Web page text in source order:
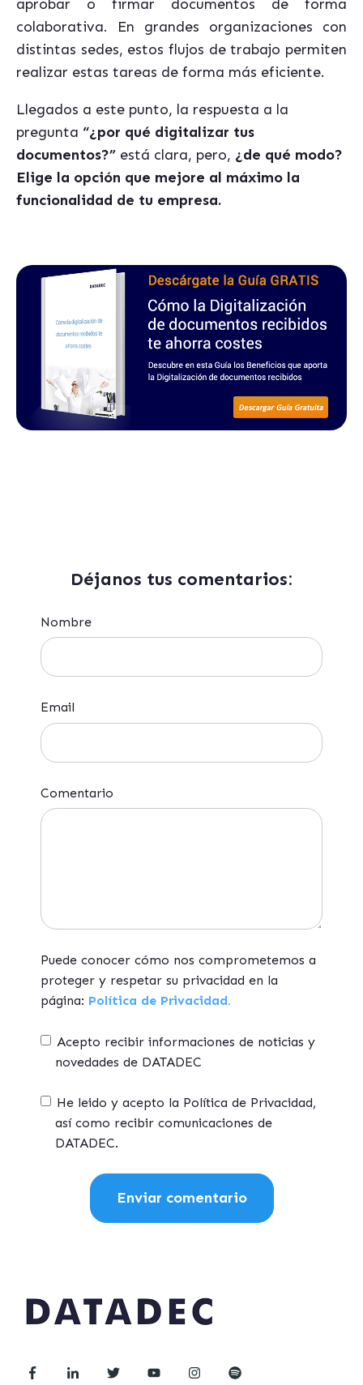
aprobar o firmar documentos de forma
colaborativa. En grandes organizaciones con
distintas sedes, estos flujos de trabajo permiten
realizar estas tareas de forma más eficiente.
Llegados a este punto, la respuesta a la
pregunta “¿por qué digitalizar tus
documentos?” está clara, pero, ¿de qué modo?
Elige la opción que mejore al máximo la
funcionalidad de tu empresa.
Déjanos tus comentarios:
Nombre
Email
Comentario
Puede conocer cómo nos comprometemos a
proteger y respetar su privacidad en la
página: Política de Privacidad.
Acepto recibir informaciones de noticias y
novedades de DATADEC
He leido y acepto la Política de Privacidad,
así como recibir comunicaciones de
DATADEC.